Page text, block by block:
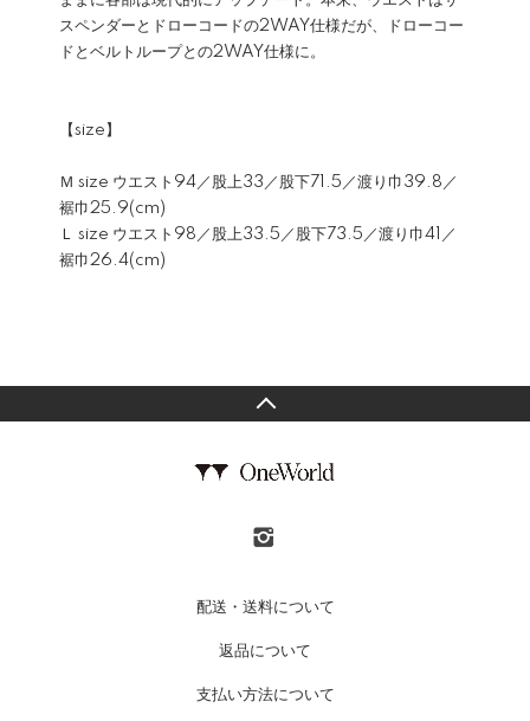
スペンダーとドローコードの2WAY仕様だが、ドローコー
ドとベルトループとの2WAY仕様に。
【size】
Ｍ size ウエスト94／股上33／股下71.5／渡り巾39.8／
裾巾25.9(cm)
Ｌ size ウエスト98／股上33.5／股下73.5／渡り巾41／
裾巾26.4(cm)
配送・送料について
返品について
支払い方法について